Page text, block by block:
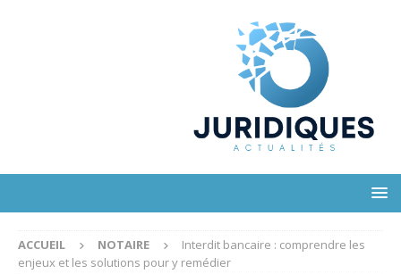
ACCUEIL NOTAIRE
Interdit bancaire : comprendre les
enjeux et les solutions pour y remédier